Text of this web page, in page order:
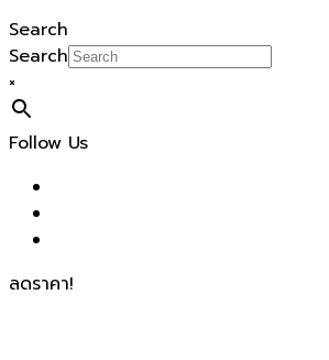
Search
Search
×
Follow Us
ลดราคา!